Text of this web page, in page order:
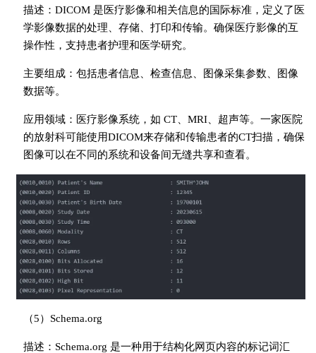
描述：DICOM 是医疗影像和相关信息的国际标准，定义了医
学影像数据的处理、存储、打印和传输。确保医疗影像的互
操作性，支持患者护理和医学研究。
主要组成：包括患者信息、检查信息、图像采集参数、图像
数据等。
应用领域：医疗影像系统，如 CT、MRI、超声等。一家医院
的放射科可能使用DICOM来存储和传输患者的CT扫描，确保
图像可以在不同的系统和设备间无缝共享和查看。
（5）Schema.org
描述：Schema.org 是一种用于结构化网页内容的标记词汇